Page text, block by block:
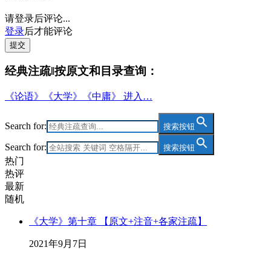
请登录后评论...
登录后才能评论
提交
经典注疏‖按原文和目录查询：
《论语》《大学》《中庸》 进入…
Search for: 搜索按钮
Search for: 搜索按钮
热门
热评
最新
随机
《大学》第十章 【原文+注音+各家注疏】
2021年9月7日